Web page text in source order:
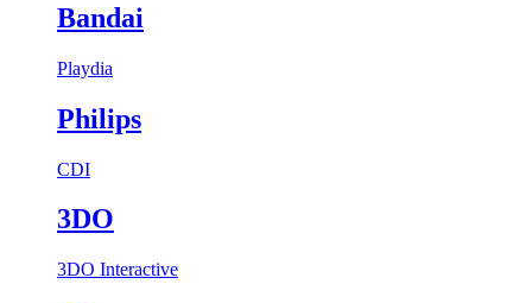
Bandai
Playdia
Philips
CDI
3DO
3DO Interactive